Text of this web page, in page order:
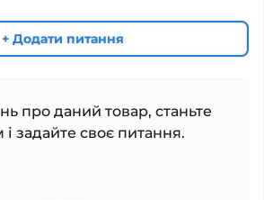
+ Додати питання
про даний товар, станьте
задайте своє питання.